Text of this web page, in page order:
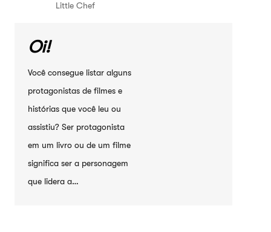
Little Chef
Oi!
Você consegue listar alguns
protagonistas de filmes e
histórias que você leu ou
assistiu? Ser protagonista
em um livro ou de um filme
significa ser a personagem
que lidera a…